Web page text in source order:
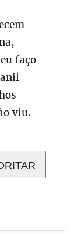
faço
viu.